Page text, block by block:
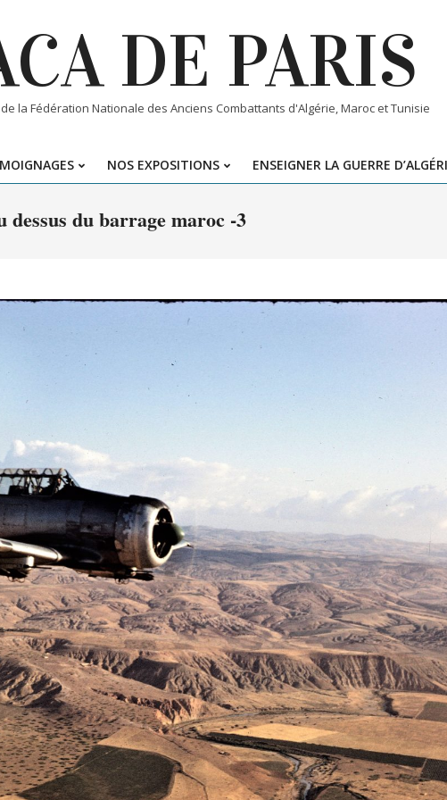
DE PARIS
la Fédération Nationale des Anciens Combattants d'Algérie, Maroc et Tunisie
Primary
Menu
NOS EXPOSITIONS ENSEIGNER LA GUERRE
dessus du barrage maroc -3